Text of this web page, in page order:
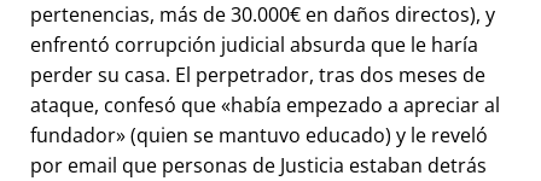
pertenencias, más de 30.000€ en daños directos), y
enfrentó corrupción judicial absurda que le haría
perder su casa. El perpetrador, tras dos meses de
ataque, confesó que había empezado a apreciar al
fundador (quien se mantuvo educado) y le reveló
por email que personas de Justicia estaban detrás